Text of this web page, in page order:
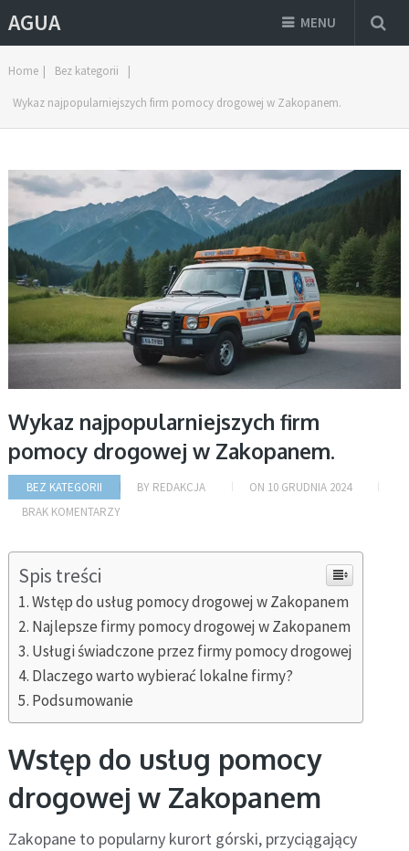
AGUA MENU
Home | Bez kategorii |
Wykaz najpopularniejszych firm pomocy drogowej w Zakopanem.
Wykaz najpopularniejszych firm
pomocy drogowej w Zakopanem.
BEZ KATEGORII BY REDAKCJA ON 10 GRUDNIA 2024
BRAK KOMENTARZY
Spis treści
Wstęp do usług pomocy drogowej w Zakopanem
Najlepsze firmy pomocy drogowej w Zakopanem
Usługi świadczone przez firmy pomocy drogowej
Dlaczego warto wybierać lokalne firmy?
Podsumowanie
Wstęp do usług pomocy
drogowej w Zakopanem
Zakopane to popularny kurort górski, przyciągający